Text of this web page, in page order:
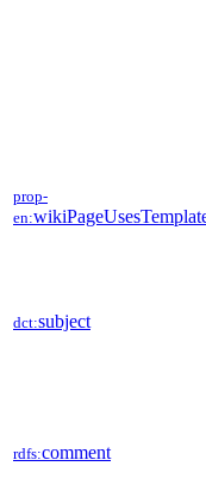
prop-
en:
dct:subject
rdfs:comment